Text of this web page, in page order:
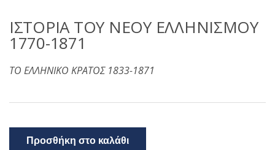
ΙΣΤΟΡΙΑ ΤΟΥ ΝΕΟΥ ΕΛΛΗΝΙΣΜΟΥ
1770-1871
ΤΟ ΕΛΛΗΝΙΚΟ ΚΡΑΤΟΣ 1833-1871
Προσθήκη στο καλάθι